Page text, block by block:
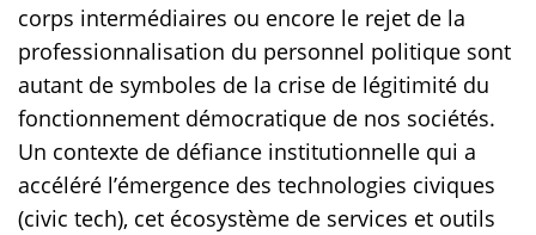
corps intermédiaires ou encore le rejet de la
professionnalisation du personnel politique sont
autant de symboles de la crise de légitimité du
fonctionnement démocratique de nos sociétés.
Un contexte de défiance institutionnelle qui a
accéléré l’émergence des technologies civiques
(civic tech), cet écosystème de services et outils